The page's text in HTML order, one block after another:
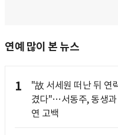
연예 많이 본 뉴스
1
"故 서세원 떠난 뒤 연
겼다"…서동주, 동생과
연 고백